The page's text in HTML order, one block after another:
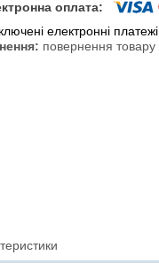
електронні
повернення товару